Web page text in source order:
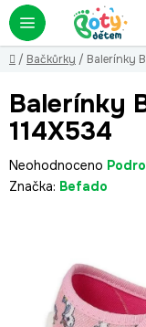
Přejít
na
obsah
Domů
/ Bačkůrky / Balerínky
Balerínky
114X534
Průměrné
hodnocení
hvězdiček.
Neohodnoceno
Značka: Befado